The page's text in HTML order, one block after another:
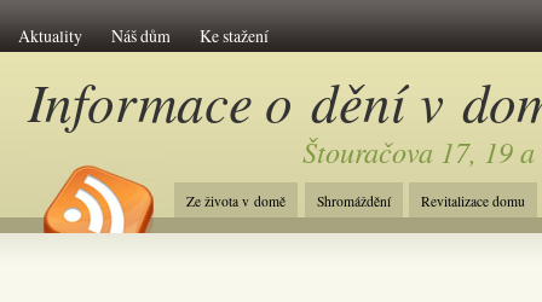
Aktuality Náš dům Ke stažení
Informace o dění v
Štouračova 17, 19
Ze života v domě Shromáždění Revitalizace domu